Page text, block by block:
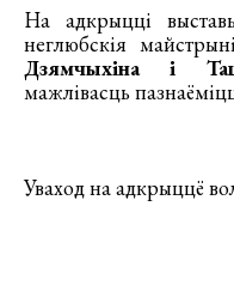
На адкрыцці
неглюбскія майстрыні
Дзямчыхіна і
мажлівасць
Уваход на адкрыццё